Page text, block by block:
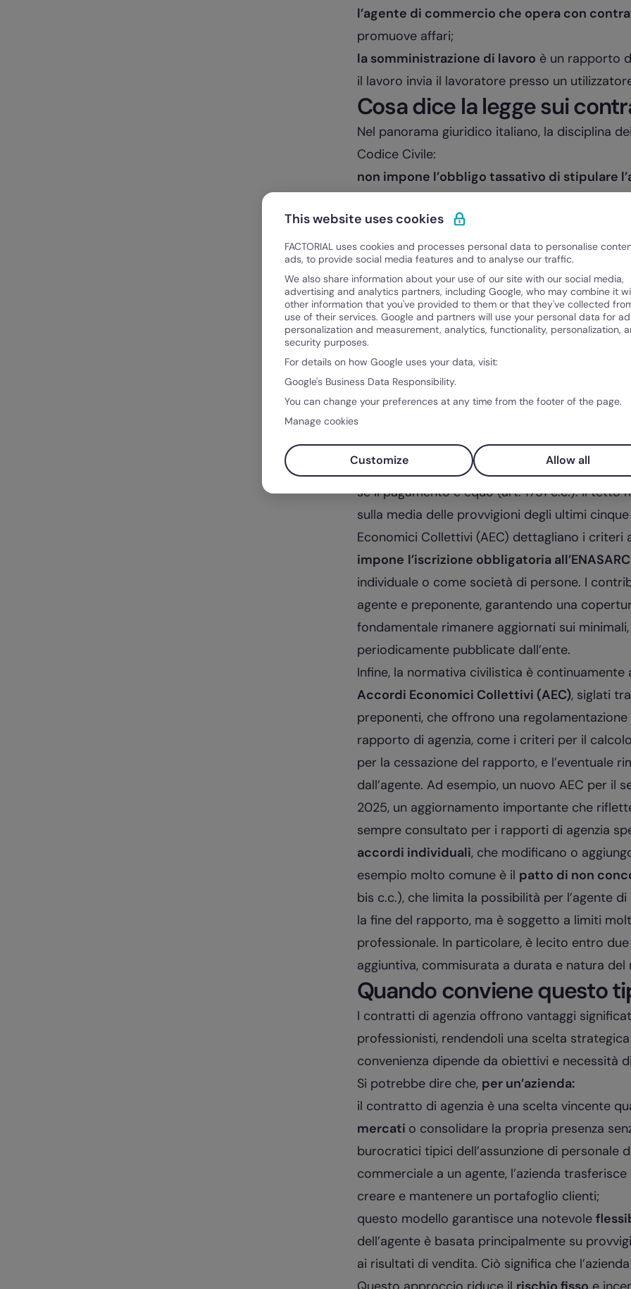
l’agente di commercio che opera con
promuove affari;
la somministrazione di lavoro è un rapporto
il lavoro invia il lavoratore presso un
Cosa dice la legge sui
Nel panorama giuridico italiano, la disciplina
Codice Civile:
non impone l’obbligo tassativo di stipulare
che un contratto di agenzia può essere
verbalmente o tacitamente (Art. 1742 e
obbligo formale, è fortemente raccomandato
ragione principale di questa
prova. Se sorgesse una controversia tra
scritto facilita enormemente la dimostrazione
prevede un compenso, che si concretizza
L’agente ha il diritto di ricevere una
attività. A sua volta, il preponente ha
cosiddetti “estratti-conti”, che devono essere
verificare l’esattezza dei calcoli. (Artt.
riconosce all’agente, alla fine del rapporto,
procurato nuovi clienti o sviluppato affari da
se il pagamento è equo (art. 1751 c.c.). Il tetto
sulla media delle provvigioni degli ultimi
Economici Collettivi (AEC) dettagliano i criteri
impone l’iscrizione obbligatoria
individuale o come società di persone. I
agente e preponente, garantendo una
fondamentale rimanere aggiornati sui
periodicamente pubblicate dall’ente.
Infine, la normativa civilistica è continuamente
Accordi Economici Collettivi (AEC), siglati
preponenti, che offrono una
rapporto di agenzia, come i criteri per il
per la cessazione del rapporto, e l’eventuale
dall’agente. Ad esempio, un nuovo AEC per
2025, un aggiornamento importante che
sempre consultato per i rapporti di agenzia
accordi individuali, che modificano o
esempio molto comune è il patto di non
bis c.c.), che limita la possibilità per l’agente
la fine del rapporto, ma è soggetto a limiti
professionale. In particolare, è lecito entro
aggiuntiva, commisurata a durata e natura
Quando conviene questo
I contratti di agenzia offrono vantaggi
professionisti, rendendoli una scelta
convenienza dipende da obiettivi e necessità
Si potrebbe dire che, per un’azienda:
il contratto di agenzia è una scelta vincente
mercati o consolidare la propria presenza
burocratici tipici dell’assunzione di personale
commerciale a un agente, l’azienda
creare e mantenere un portafoglio clienti;
questo modello garantisce una notevole
dell’agente è basata principalmente su
ai risultati di vendita. Ciò significa che
This website uses cookies
FACTORIAL uses cookies and processes personal data to personalise
ads, to provide social media features and to analyse our traffic.
We also share information about your use of our site with our social media,
advertising and analytics partners, including Google, who may combine it
other information that you've provided to them or that they've collected
use of their services. Google and partners will use your personal data for ad
personalization and measurement, analytics, functionality, personalization,
security purposes.
For details on how Google uses your data, visit:
Google's Business Data Responsibility.
You can change your preferences at any time from the footer of the page.
Manage cookies
Customize Allow all